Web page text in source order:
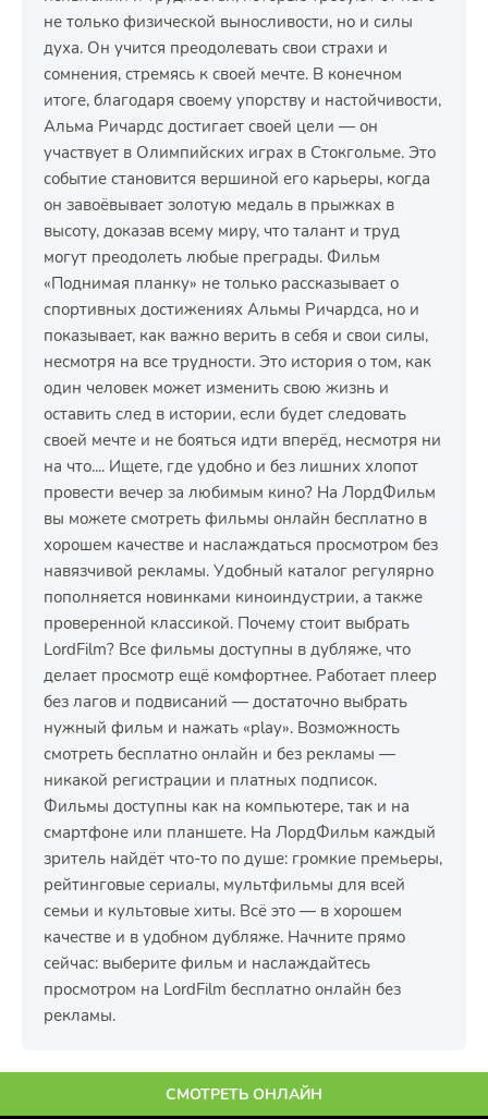
не только физической выносливости, но и силы
духа. Он учится преодолевать свои страхи и
сомнения, стремясь к своей мечте. В конечном
итоге, благодаря своему упорству и настойчивости,
Альма Ричардс достигает своей цели — он
участвует в Олимпийских играх в Стокгольме. Это
событие становится вершиной его карьеры, когда
он завоёвывает золотую медаль в прыжках в
высоту, доказав всему миру, что талант и труд
могут преодолеть любые преграды. Фильм
«Поднимая планку» не только рассказывает о
спортивных достижениях Альмы Ричардса, но и
показывает, как важно верить в себя и свои силы,
несмотря на все трудности. Это история о том, как
один человек может изменить свою жизнь и
оставить след в истории, если будет следовать
своей мечте и не бояться идти вперёд, несмотря ни
на что.... Ищете, где удобно и без лишних хлопот
провести вечер за любимым кино? На ЛордФильм
вы можете смотреть фильмы онлайн бесплатно в
хорошем качестве и наслаждаться просмотром без
навязчивой рекламы. Удобный каталог регулярно
пополняется новинками киноиндустрии, а также
проверенной классикой. Почему стоит выбрать
LordFilm? Все фильмы доступны в дубляже, что
делает просмотр ещё комфортнее. Работает плеер
без лагов и подвисаний — достаточно выбрать
нужный фильм и нажать «play». Возможность
смотреть бесплатно онлайн и без рекламы —
никакой регистрации и платных подписок.
Фильмы доступны как на компьютере, так и на
смартфоне или планшете. На ЛордФильм каждый
зритель найдёт что-то по душе: громкие премьеры,
рейтинговые сериалы, мультфильмы для всей
семьи и культовые хиты. Всё это — в хорошем
качестве и в удобном дубляже. Начните прямо
сейчас: выберите фильм и наслаждайтесь
просмотром на LordFilm бесплатно онлайн без
рекламы.
СМОТРЕТЬ ОНЛАЙН